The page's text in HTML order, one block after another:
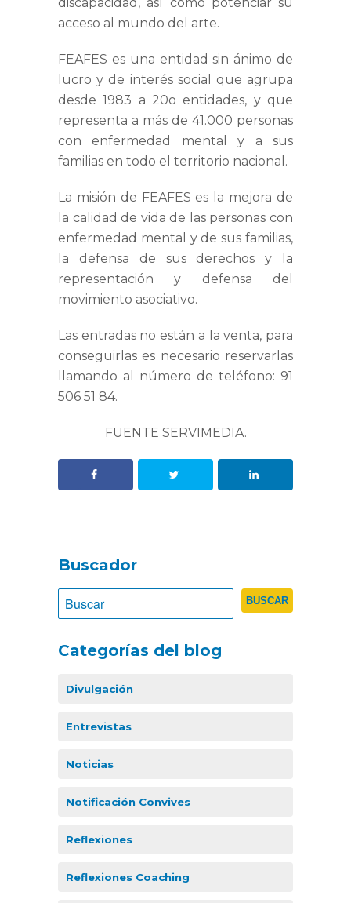
acceso al mundo del arte.
FEAFES es una entidad sin ánimo de
lucro y de interés social que agrupa
desde 1983 a 20o entidades, y que
representa a más de 41.000 personas
con enfermedad mental y a sus
familias en todo el territorio nacional.
La misión de FEAFES es la mejora de
la calidad de vida de las personas con
enfermedad mental y de sus familias,
la defensa de sus derechos y la
representación y defensa del
movimiento asociativo.
Las entradas no están a la venta, para
conseguirlas es necesario reservarlas
llamando al número de teléfono: 91
506 51 84.
FUENTE SERVIMEDIA.
Buscador
Categorías del blog
Divulgación
Entrevistas
Noticias
Notificación Convives
Reflexiones
Reflexiones Coaching